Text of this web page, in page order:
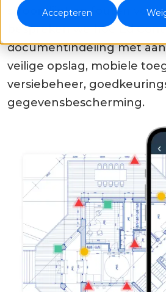
Accepteren
stroomlijnt en fouten
bespreken we hoe Ed
documentindeling met
veilige opslag, mobiele
versiebeheer,
gegevensbescherming.